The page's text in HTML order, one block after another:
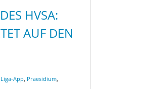
HVSA:
AUF DEN
App Praesidium